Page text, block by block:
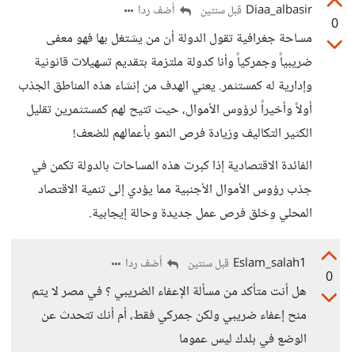
0
Diaa_albasir قبل سنتين أضف ردا
مساحة جغرافية تقول الدولة أن من يشتغل بها فهو معفى
ضريبياً وجمركياً وأنا كدولة ملتزمة بتقديم تسهيلات قانونية
وإدارية له كمستثمر. يعني الهدف من إنشاء هذه المناطق الجذب
أولاً وأخيراً لرؤوس الأموال، حيث تتيح لهم كمستثمرين تقليل
الكثير التكاليف وزيادة فرص النمو بأعمالهم للضعف!
الفائدة الاقتصادية إذا كبرت هذه المساحات بالدولة تكمن في
جذب رؤوس الأموال الأجنبية مما يؤدي إلى تنمية الاقتصاد
المحلي وخلق فرص عمل جديدة وحالة إيجابية.
0
Eslam_salah1 قبل سنتين أضف ردا
هل أنت متأكد من مسألة الإعفاء الضريبي ؟ في مصر لا يتم
منح إعفاء ضريبي ولكن جمركي فقط، أم أنك تتحدث عن
الوضع في بلدك ليس عموما